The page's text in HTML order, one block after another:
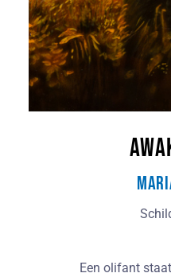
Een olifant